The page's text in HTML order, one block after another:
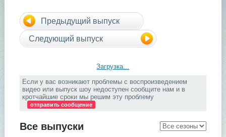
Предыдущий выпуск
Следующий выпуск
Загрузка...
Если у вас возникают проблемы с воспроизведением
видео или выпуск шоу недоступен сообщите нам и в
кротчайшие сроки мы решим эту проблему
отправить сообщение
Все выпуски